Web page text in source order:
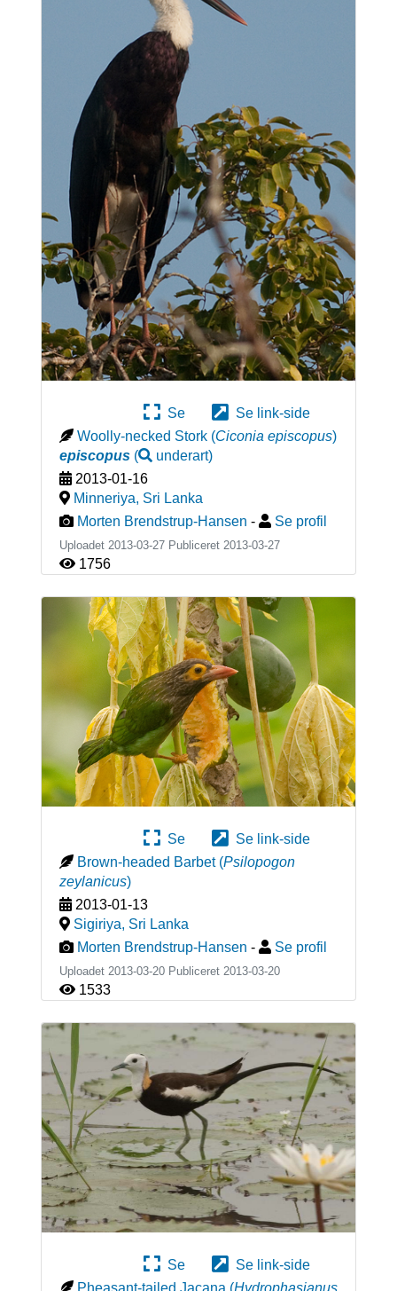
Se
Se link-side
Woolly-necked Stork (Ciconia episcopus)
episcopus( underart)
2013-01-16
Minneriya, Sri Lanka
Morten Brendstrup-Hansen - Se profil
Uploadet 2013-03-27 Publiceret 2013-03-27
1756
Se
Se link-side
Brown-headed Barbet (Psilopogon
zeylanicus)
2013-01-13
Sigiriya, Sri Lanka
Morten Brendstrup-Hansen - Se profil
Uploadet 2013-03-20 Publiceret 2013-03-20
1533
Se
Se link-side
Pheasant-tailed Jacana (Hydrophasianus